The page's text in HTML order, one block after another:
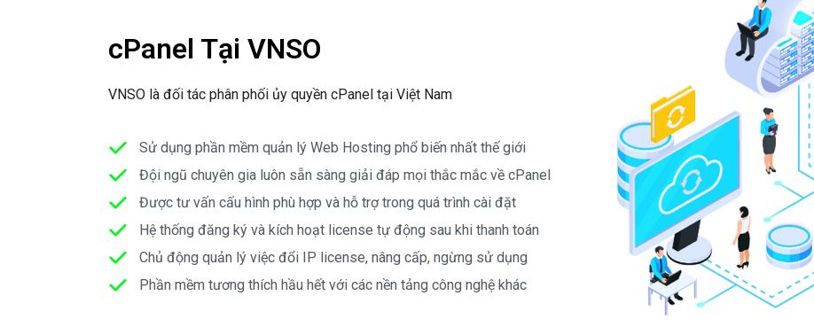
cPanel Tại VNSO
VNSO là đối tác phân phối ủy quyền cPanel tại Việt Nam
Sử dụng phần mềm quản lý Web Hosting phổ biến nhất thế giới
Đội ngũ chuyên gia luôn sẵn sàng giải đáp mọi thắc mắc về cPanel
Được tư vấn cấu hình phù hợp và hỗ trợ trong quá trình cài đặt
Hệ thống đăng ký và kích hoạt license tự động sau khi thanh toán
Chủ động quản lý việc đổi IP license, nâng cấp, ngừng sử dụng
Phần mềm tương thích hầu hết với các nền tảng công nghệ khác